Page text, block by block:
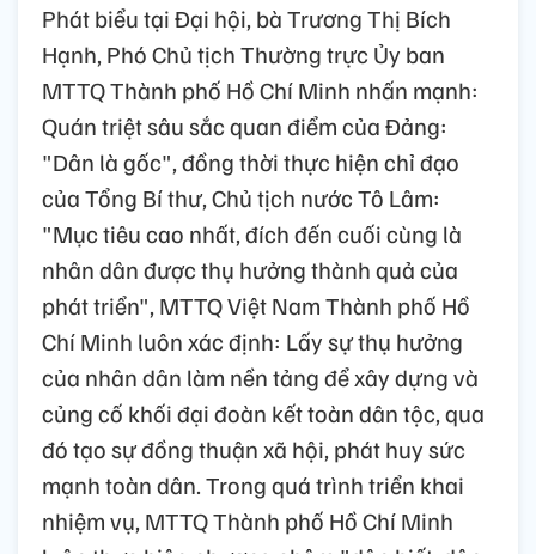
Phát biểu tại Đại hội, bà Trương Thị Bích
Hạnh, Phó Chủ tịch Thường trực Ủy ban
MTTQ Thành phố Hồ Chí Minh nhấn mạnh:
Quán triệt sâu sắc quan điểm của Đảng:
"Dân là gốc", đồng thời thực hiện chỉ đạo
của Tổng Bí thư, Chủ tịch nước Tô Lâm:
"Mục tiêu cao nhất, đích đến cuối cùng là
nhân dân được thụ hưởng thành quả của
phát triển", MTTQ Việt Nam Thành phố Hồ
Chí Minh luôn xác định: Lấy sự thụ hưởng
của nhân dân làm nền tảng để xây dựng và
củng cố khối đại đoàn kết toàn dân tộc, qua
đó tạo sự đồng thuận xã hội, phát huy sức
mạnh toàn dân. Trong quá trình triển khai
nhiệm vụ, MTTQ Thành phố Hồ Chí Minh